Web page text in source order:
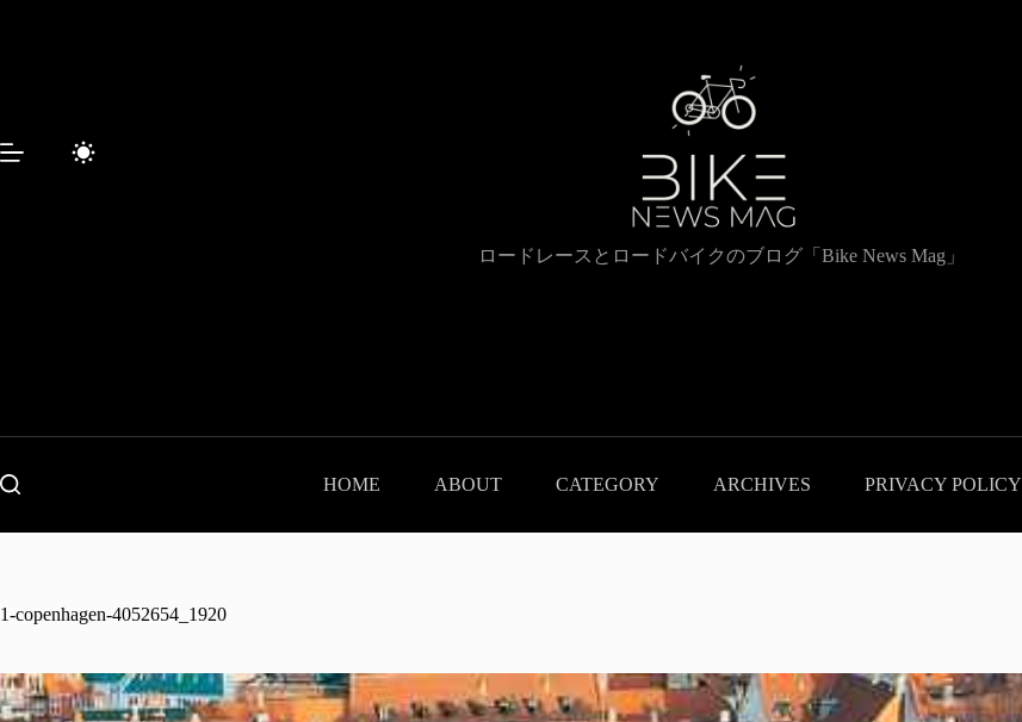
ス
ロードレースとロードバイクのブログ「Bike News Mag」
HOME ABOUT CATEGORY ARCHIVES PRIVACY POLICY
1-copenhagen-4052654_1920